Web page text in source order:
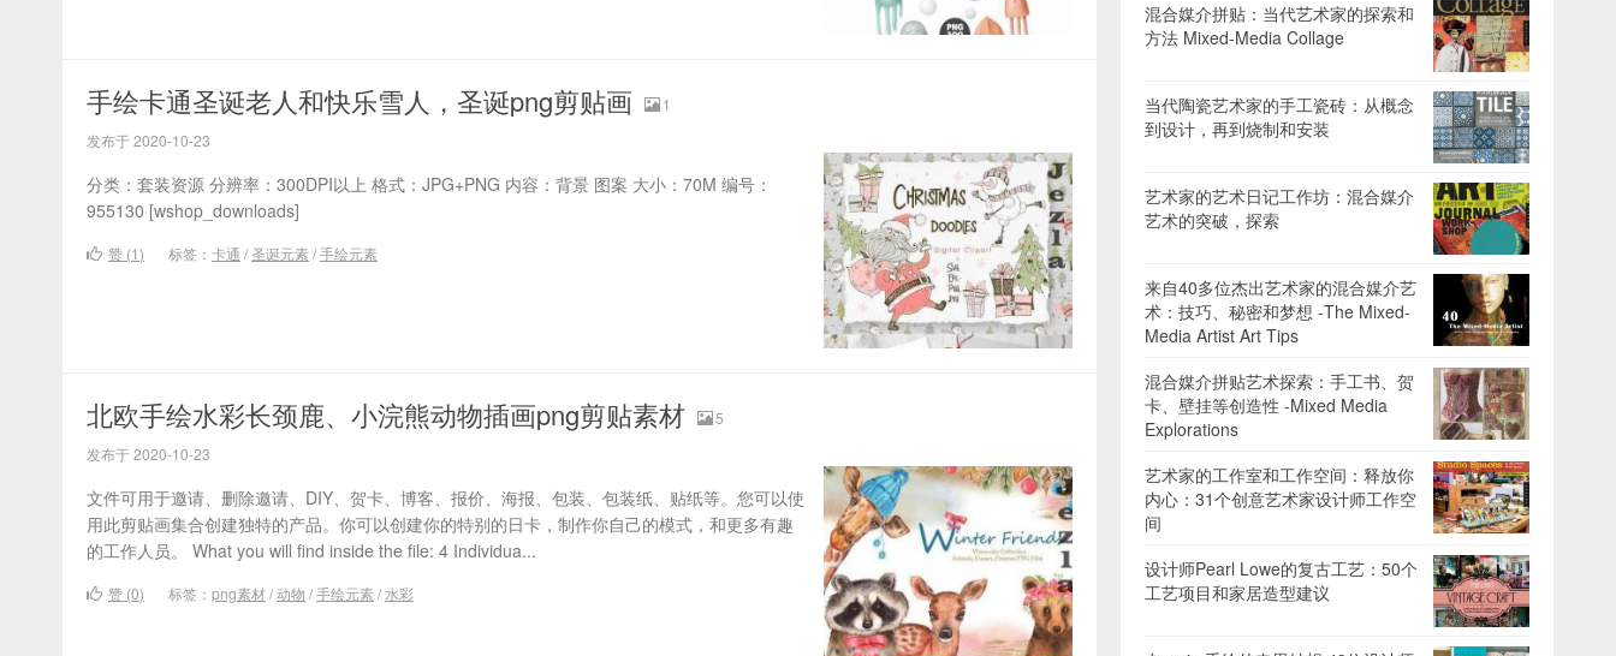
手绘卡通圣诞老人和快乐雪人，圣诞png剪贴画
1
发布于 2020-10-23
分类：套装资源 分辨率：300DPI以上 格式：JPG+PNG 内容：背景 图案 大小：70M 编号：
955130 [wshop_downloads]
赞 (1) 标签： 卡通 /圣诞元素/手绘元素
北欧手绘水彩长颈鹿、小浣熊动物插画png剪贴素材
5
发布于 2020-10-23
文件可用于邀请、删除邀请、DIY、贺卡、博客、报价、海报、包装、包装纸、贴纸等。您可以使
用此剪贴画集合创建独特的产品。你可以创建你的特别的日卡，制作你自己的模式，和更多有趣
的工作人员。 What you will find inside the file: 4 Individua...
赞 (0) 标签： png素材 /动物 /手绘元素/ 水彩
混合媒介拼贴：当代艺术家的探索和
方法 Mixed-Media Collage
当代陶瓷艺术家的手工瓷砖：从概念
到设计，再到烧制和安装
艺术家的艺术日记工作坊：混合媒介
艺术的突破，探索
来自40多位杰出艺术家的混合媒介艺
术：技巧、秘密和梦想 -The Mixed-
Media Artist Art Tips
混合媒介拼贴艺术探索：手工书、贺
卡、壁挂等创造性 -Mixed Media
Explorations
艺术家的工作室和工作空间：释放你
内心：31个创意艺术家设计师工作空
间
设计师Pearl Lowe的复古工艺：50个
工艺项目和家居造型建议